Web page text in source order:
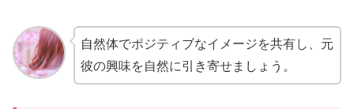
自然体でポジティブなイメージを共有し、元
彼の興味を自然に引き寄せましょう。